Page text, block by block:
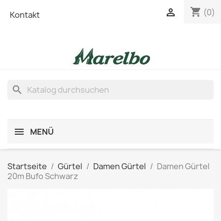
Kontakt shopping_cart (0)

search
MENÜ
Startseite Gürtel Damen Gürtel
Damen Gürtel
20m Bufo Schwarz